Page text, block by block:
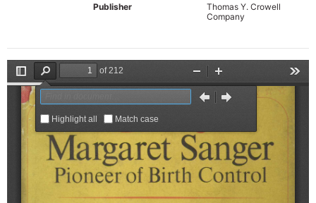
Publisher
Thomas Y. Crowell
Company